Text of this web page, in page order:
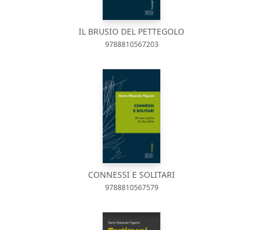
IL BRUSIO DEL PETTEGOLO
9788810567203
CONNESSI E SOLITARI
9788810567579